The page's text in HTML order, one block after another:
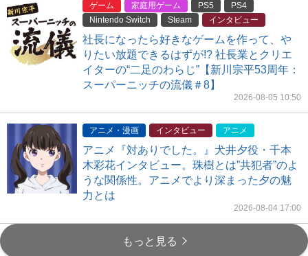
ゲーム 家庭用ゲーム PS5
PS4
Nintendo Switch
Steam インタビュー
社長になったら好きなゲームを作って、や
りたい放題できるはずが!? 社長業とクリエ
イターの“二足のわらじ”【新川宗平53周年：
スーパーニッチの流儀＃8】
2026-08-05 10:50
アニメ・漫画 インタビュー アニメ
アニメ『対ありでした。』犬井夕役・千本
木彩花インタビュー。珠樹とは”共犯者”のよ
うな関係性。アニメでより深まった夕の魅
力とは
2026-08-04 17:00
もっと見る